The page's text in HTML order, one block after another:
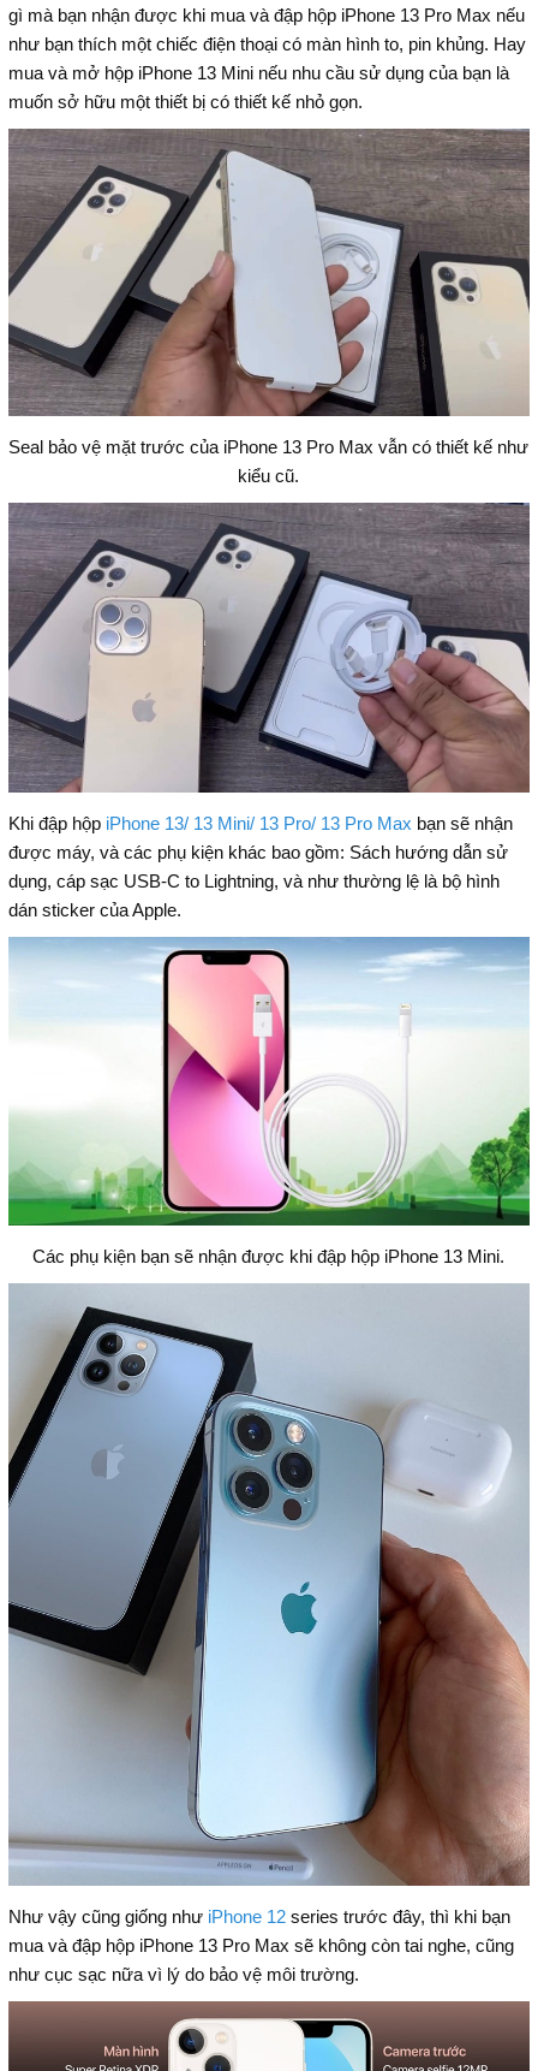
gì mà bạn nhận được khi mua và đập hộp iPhone 13 Pro Max nếu
như bạn thích một chiếc điện thoại có màn hình to, pin khủng. Hay
mua và mở hộp iPhone 13 Mini nếu nhu cầu sử dụng của bạn là
muốn sở hữu một thiết bị có thiết kế nhỏ gọn.
Seal bảo vệ mặt trước của iPhone 13 Pro Max vẫn có thiết kế như
kiểu cũ.
Khi đập hộp iPhone 13/ 13 Mini/ 13 Pro/ 13 Pro Max bạn sẽ nhận
được máy, và các phụ kiện khác bao gồm: Sách hướng dẫn sử
dụng, cáp sạc USB-C to Lightning, và như thường lệ là bộ hình
dán sticker của Apple.
Các phụ kiện bạn sẽ nhận được khi đập hộp iPhone 13 Mini.
Như vậy cũng giống như iPhone 12series trước đây, thì khi bạn
mua và đập hộp iPhone 13 Pro Max sẽ không còn tai nghe, cũng
như cục sạc nữa vì lý do bảo vệ môi trường.